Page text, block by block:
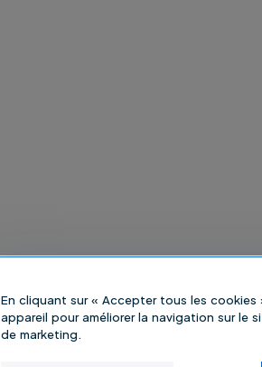
En cliquant sur « Accepter tous les
appareil pour améliorer la navigation sur le
de marketing.